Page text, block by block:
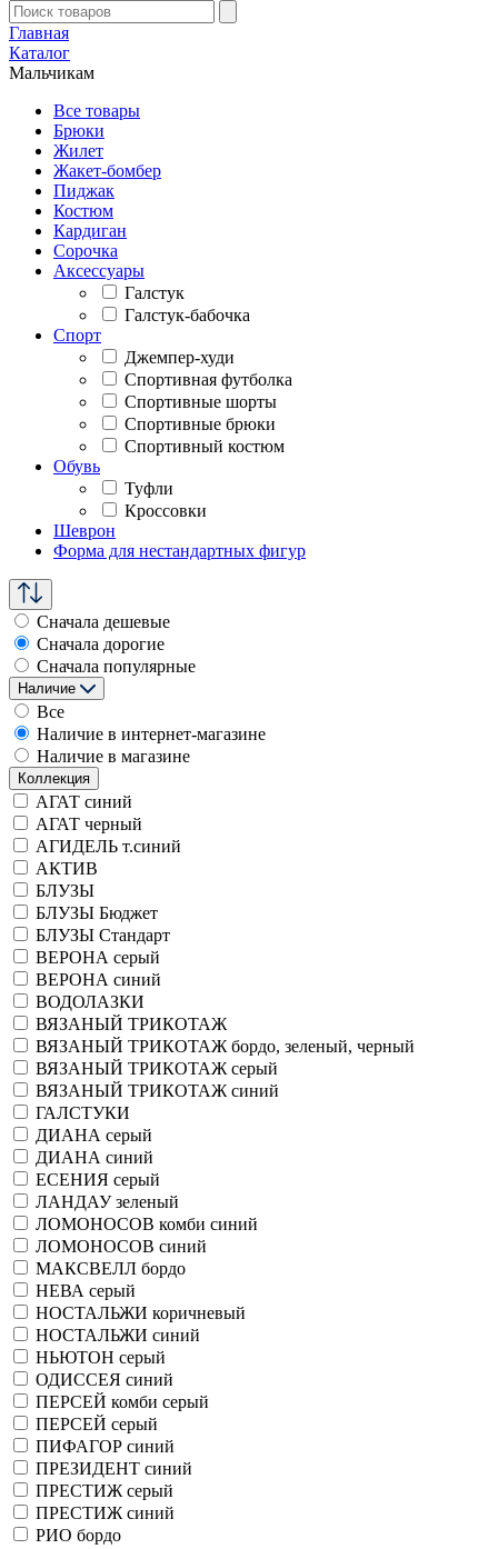
Главная
Каталог
Мальчикам
Все товары
Брюки
Жилет
Жакет-бомбер
Пиджак
Костюм
Кардиган
Сорочка
Аксессуары
Галстук
Галстук-бабочка
Спорт
Джемпер-худи
Спортивная футболка
Спортивные шорты
Спортивные брюки
Спортивный костюм
Обувь
Туфли
Кроссовки
Шеврон
Форма для нестандартных фигур
Сначала дешевые
Сначала дорогие
Сначала популярные
Наличие
Все
Наличие в интернет-магазине
Наличие в магазине
Коллекция
АГАТ синий
АГАТ черный
АГИДЕЛЬ т.синий
АКТИВ
БЛУЗЫ
БЛУЗЫ Бюджет
БЛУЗЫ Стандарт
ВЕРОНА серый
ВЕРОНА синий
ВОДОЛАЗКИ
ВЯЗАНЫЙ ТРИКОТАЖ
ВЯЗАНЫЙ ТРИКОТАЖ бордо, зеленый, черный
ВЯЗАНЫЙ ТРИКОТАЖ серый
ВЯЗАНЫЙ ТРИКОТАЖ синий
ГАЛСТУКИ
ДИАНА серый
ДИАНА синий
ЕСЕНИЯ серый
ЛАНДАУ зеленый
ЛОМОНОСОВ комби синий
ЛОМОНОСОВ синий
МАКСВЕЛЛ бордо
НЕВА серый
НОСТАЛЬЖИ коричневый
НОСТАЛЬЖИ синий
НЬЮТОН серый
ОДИССЕЯ синий
ПЕРСЕЙ комби серый
ПЕРСЕЙ серый
ПИФАГОР синий
ПРЕЗИДЕНТ синий
ПРЕСТИЖ серый
ПРЕСТИЖ синий
РИО бордо